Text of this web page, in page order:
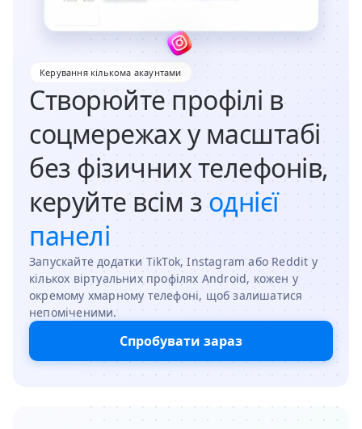
Керування кількома акаунтами
Створюйте профілі в
соцмережах у масштабі
без фізичних телефонів,
керуйте всім з однієї
панелі
Запускайте додатки TikTok, Instagram або Reddit у
кількох віртуальних профілях Android, кожен у
окремому хмарному телефоні, щоб залишатися
непоміченими.
Спробувати зараз